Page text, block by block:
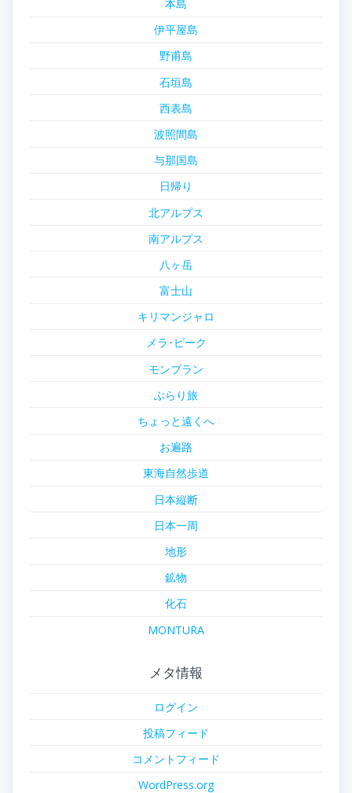
本島
伊平屋島
野甫島
石垣島
西表島
波照間島
与那国島
日帰り
北アルプス
南アルプス
八ヶ岳
富士山
キリマンジャロ
メラ･ピーク
モンブラン
ぶらり旅
ちょっと遠くへ
お遍路
東海自然歩道
日本縦断
日本一周
地形
鉱物
化石
MONTURA
メタ情報
ログイン
投稿フィード
コメントフィード
WordPress.org